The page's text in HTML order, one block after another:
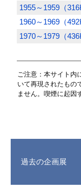
1955～1959（
1960～1969（
1970～1979（
ご注意：本サイト内
いて再現されたもの
ません。喫煙に起因
過去の企画展